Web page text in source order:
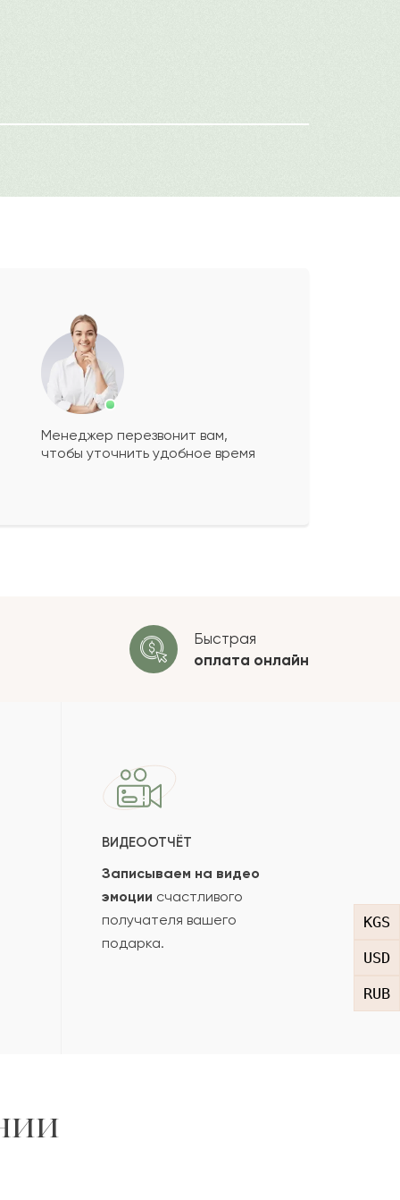
KGS
USD
RUB
будет+?
ОСТАВИТЬ ОТЗЫВ
Менеджер перезвонит вам,
чтобы уточнить удобное время
Быстрая
оплата онлайн
ВИДЕООТЧЁТ
Записываем на видео
эмоции счастливого
получателя вашего
подарка.